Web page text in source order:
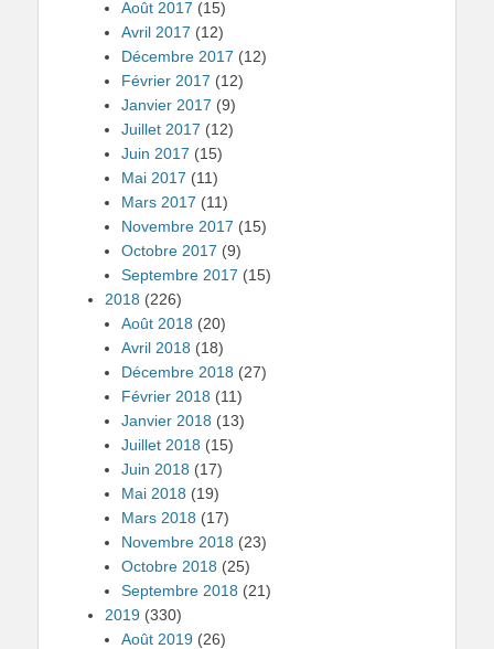
Août 2017 (15)
Avril 2017 (12)
Décembre 2017 (12)
Février 2017 (12)
Janvier 2017 (9)
Juillet 2017 (12)
Juin 2017 (15)
Mai 2017 (11)
Mars 2017 (11)
Novembre 2017 (15)
Octobre 2017 (9)
Septembre 2017 (15)
2018 (226)
Août 2018 (20)
Avril 2018 (18)
Décembre 2018 (27)
Février 2018 (11)
Janvier 2018 (13)
Juillet 2018 (15)
Juin 2018 (17)
Mai 2018 (19)
Mars 2018 (17)
Novembre 2018 (23)
Octobre 2018 (25)
Septembre 2018 (21)
2019 (330)
Août 2019 (26)